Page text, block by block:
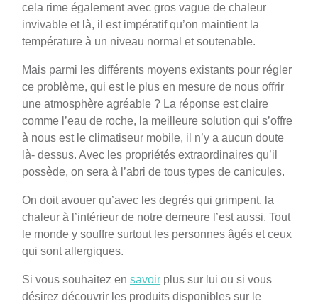
cela rime également avec gros vague de chaleur
invivable et là, il est impératif qu’on maintient la
température à un niveau normal et soutenable.
Mais parmi les différents moyens existants pour régler
ce problème, qui est le plus en mesure de nous offrir
une atmosphère agréable ? La réponse est claire
comme l’eau de roche, la meilleure solution qui s’offre
à nous est le climatiseur mobile, il n’y a aucun doute
là- dessus. Avec les propriétés extraordinaires qu’il
possède, on sera à l’abri de tous types de canicules.
On doit avouer qu’avec les degrés qui grimpent, la
chaleur à l’intérieur de notre demeure l’est aussi. Tout
le monde y souffre surtout les personnes âgés et ceux
qui sont allergiques.
Si vous souhaitez en savoir plus sur lui ou si vous
désirez découvrir les produits disponibles sur le